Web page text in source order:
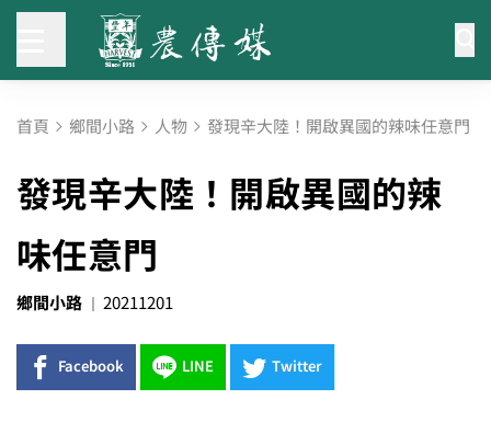
首頁 鄉間小路 人物 發現辛大陸！開啟異國的辣味任意門
發現辛大陸！開啟異國的辣
味任意門
鄉間小路 20211201
Facebook LINE Twitter